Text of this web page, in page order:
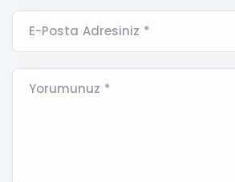
E-Posta Adresiniz *
Yorumunuz *